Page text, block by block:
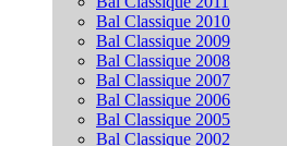
Bal Classique 2010
Bal Classique 2009
Bal Classique 2008
Bal Classique 2007
Bal Classique 2006
Bal Classique 2005
Bal Classique 2002